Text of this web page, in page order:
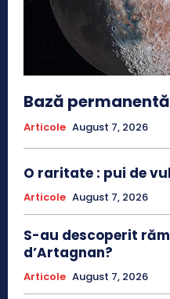
Bază permanentă
Articole August 7, 2026
O raritate : pui de
Articole August 7, 2026
S-au descoperit
d’Artagnan?
Articole August 7, 2026